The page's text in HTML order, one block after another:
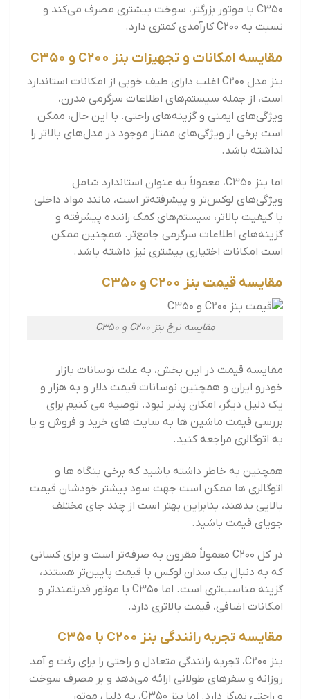
C350 با موتور بزرگتر، سوخت بیشتری مصرف می‌کند و
نسبت به C200 کارآمدی کمتری دارد.
مقایسه امکانات و تجهیزات بنز C200 و C350
بنز مدل C200 اغلب دارای طیف خوبی از امکانات استاندارد
است، از جمله سیستم‌های اطلاعات سرگرمی مدرن،
ویژگی‌های ایمنی و گزینه‌های راحتی. با این حال، ممکن
است برخی از ویژگی‌های ممتاز موجود در مدل‌های بالاتر را
نداشته باشد.
اما بنز C350، معمولاً به عنوان استاندارد شامل
ویژگی‌های لوکس‌تر و پیشرفته‌تر است، مانند مواد داخلی
با کیفیت بالاتر، سیستم‌های کمک راننده پیشرفته و
گزینه‌های اطلاعات سرگرمی جامع‌تر. همچنین ممکن
است امکانات اختیاری بیشتری نیز داشته باشد.
مقایسه قیمت بنز C200 و C350
مقایسه نرخ بنز C200 و C350
مقایسه قیمت در این بخش، به علت نوسانات بازار
خودرو ایران و همچنین نوسانات قیمت دلار و به هزار و
یک دلیل دیگر، امکان پذیر نبود. توصیه می کنیم برای
بررسی قیمت ماشین ها به سایت های خرید و فروش و یا
به اتوگالری مراجعه کنید.
همچنین به خاطر داشته باشید که برخی بنگاه ها و
اتوگالری ها ممکن است جهت سود بیشتر خودشان قیمت
بالایی بدهند، بنابراین بهتر است از چند جای مختلف
جویای قیمت باشید.
در کل C200 معمولاً مقرون به صرفه‌تر است و برای کسانی
که به دنبال یک سدان لوکس با قیمت پایین‌تر هستند،
گزینه مناسب‌تری است. اما C350 با موتور قدرتمندتر و
امکانات اضافی، قیمت بالاتری دارد.
مقایسه تجربه رانندگی بنز C200 با C350
بنز C200، تجربه رانندگی متعادل و راحتی را برای رفت و آمد
روزانه و سفرهای طولانی ارائه می‌دهد و بر مصرف سوخت
و راحتی تمرکز دارد. اما بنز C350، به دلیل موتور